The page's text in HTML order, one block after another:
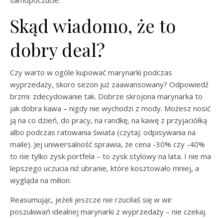
Skąd wiadomo, że to
dobry deal?
Czy warto w ogóle kupować marynarki podczas
wyprzedaży, skoro sezon już zaawansowany? Odpowiedź
brzmi: zdecydowanie tak. Dobrze skrojona marynarka to
jak dobra kawa – nigdy nie wychodzi z mody. Możesz nosić
ją na co dzień, do pracy, na randkę, na kawę z przyjaciółką
albo podczas ratowania świata (czytaj: odpisywania na
maile). Jej uniwersalność sprawia, że cena -30% czy -40%
to nie tylko zysk portfela – to zysk stylowy na lata. I nie ma
lepszego uczucia niż ubranie, które kosztowało mniej, a
wygląda na milion.
Reasumując, jeżeli jeszcze nie rzuciłaś się w wir
poszukiwań idealnej marynarki z wyprzedaży – nie czekaj.